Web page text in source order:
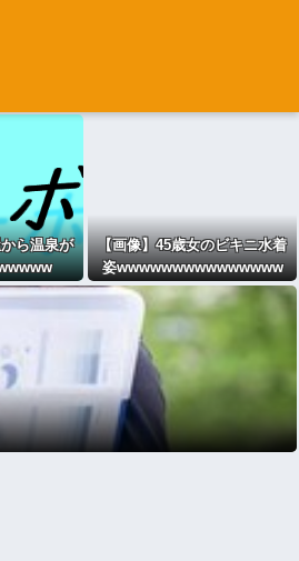
ら温泉が
【画像】45歳女のビキニ水着
姿wwwwwwwwwwwwwww